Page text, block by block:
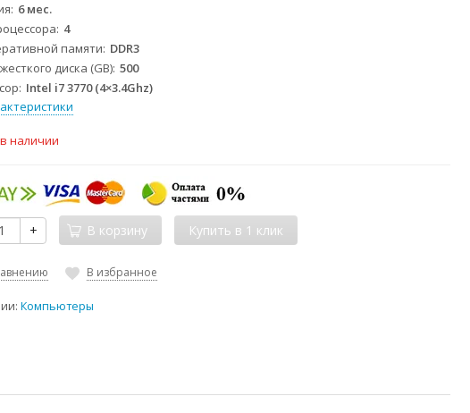
6 мес.
4
памяти DDR3
диска (GB) 500
Intel i7 3770 (4×3.4Ghz)
наличии
+ В корзину
В избранное
Компьютеры